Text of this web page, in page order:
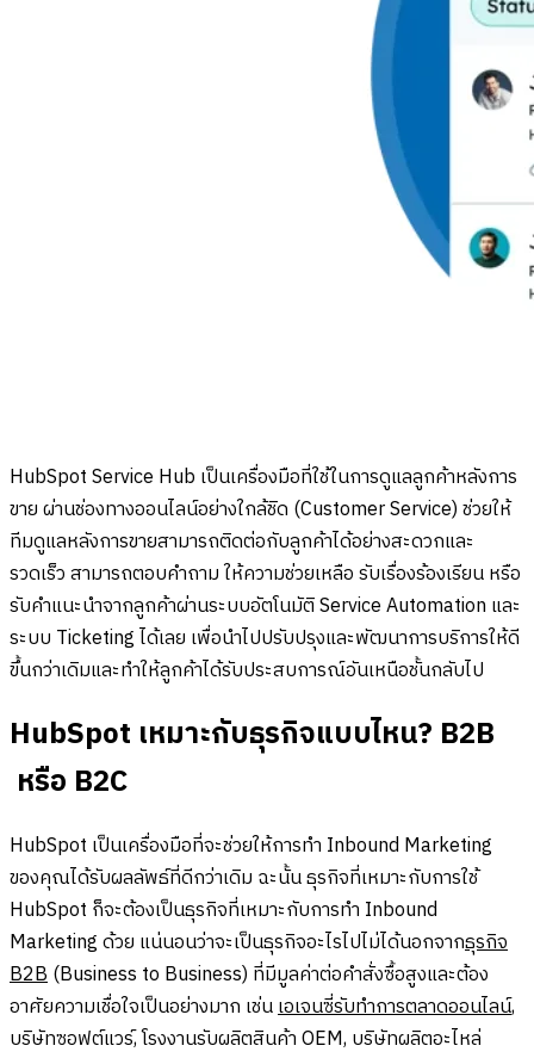
HubSpot Service Hub เป็นเครื่องมือที่ใช้ในการดูแลลูกค้าหลังการ
ขาย ผ่านช่องทางออนไลน์อย่างใกล้ชิด (Customer Service) ช่วยให้
ทีมดูแลหลังการขายสามารถติดต่อกับลูกค้าได้อย่างสะดวกและ
รวดเร็ว สามารถตอบคำถาม ให้ความช่วยเหลือ รับเรื่องร้องเรียน หรือ
รับคำแนะนำจากลูกค้าผ่านระบบอัตโนมัติ Service Automation และ
ระบบ Ticketing ได้เลย เพื่อนำไปปรับปรุงและพัฒนาการบริการให้ดี
ขึ้นกว่าเดิมและทำให้ลูกค้าได้รับประสบการณ์อันเหนือชั้นกลับไป
HubSpot เหมาะกับธุรกิจแบบไหน? B2B
หรือ B2C
HubSpot เป็นเครื่องมือที่จะช่วยให้การทำ Inbound Marketing
ของคุณได้รับผลลัพธ์ที่ดีกว่าเดิม ฉะนั้น ธุรกิจที่เหมาะกับการใช้
HubSpot ก็จะต้องเป็นธุรกิจที่เหมาะกับการทำ Inbound
Marketing ด้วย แน่นอนว่าจะเป็นธุรกิจอะไรไปไม่ได้นอกจากธุรกิจ
B2B(Business to Business) ที่มีมูลค่าต่อคำสั่งซื้อสูงและต้อง
อาศัยความเชื่อใจเป็นอย่างมาก เช่นเอเจนซี่รับทำการตลาดออนไลน์,
บริษัทซอฟต์แวร์, โรงงานรับผลิตสินค้า OEM, บริษัทผลิตอะไหล่